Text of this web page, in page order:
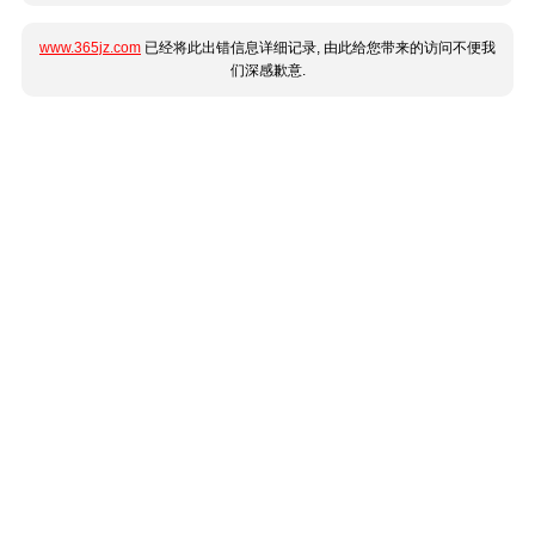
www.365jz.com 已经将此出错信息详细记录, 由此给您带来的访问不便我
们深感歉意.